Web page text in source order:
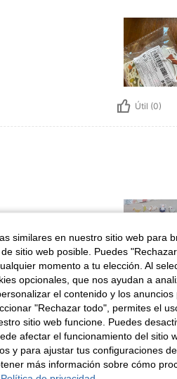
Útil (0)
similares en nuestro sitio web para
sitio web posible. Puedes
momento a tu elección. Al
opcionales, que nos ayudan a
el contenido y los
"Rechazar todo", permites el
sitio web funcione. Puedes
afectar el funcionamiento del sitio
y para ajustar tus configuraciones
más información sobre cómo